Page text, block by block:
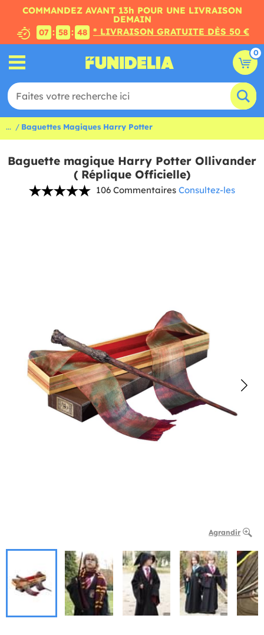
COMMANDEZ AVANT 13h POUR UNE LIVRAISON
DEMAIN
07 : 58 : 47 * LIVRAISON GRATUITE DÈS 50 €
0
... Baguettes Magiques Harry Potter
Baguette magique Harry Potter Ollivander
( Réplique Officielle)
106 Commentaires Consultez-les
Agrandir